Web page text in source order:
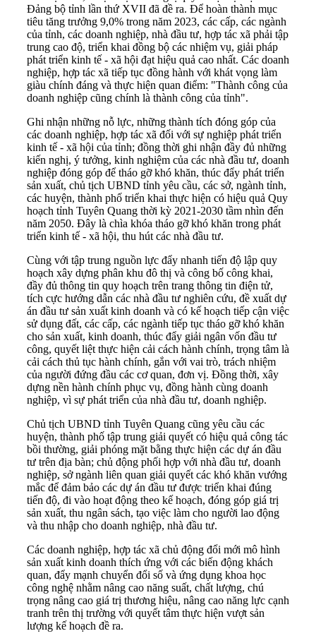
Đảng bộ tỉnh lần thứ XVII đã đề ra. Để hoàn thành mục
tiêu tăng trưởng 9,0% trong năm 2023, các cấp, các ngành
của tỉnh, các doanh nghiệp, nhà đầu tư, hợp tác xã phải tập
trung cao độ, triển khai đồng bộ các nhiệm vụ, giải pháp
phát triển kinh tế - xã hội đạt hiệu quả cao nhất. Các doanh
nghiệp, hợp tác xã tiếp tục đồng hành với khát vọng làm
giàu chính đáng và thực hiện quan điểm: "Thành công của
doanh nghiệp cũng chính là thành công của tỉnh".
Ghi nhận những nỗ lực, những thành tích đóng góp của
các doanh nghiệp, hợp tác xã đối với sự nghiệp phát triển
kinh tế - xã hội của tỉnh; đồng thời ghi nhận đầy đủ những
kiến nghị, ý tưởng, kinh nghiệm của các nhà đầu tư, doanh
nghiệp đóng góp để tháo gỡ khó khăn, thúc đẩy phát triển
sản xuất, chủ tịch UBND tỉnh yêu cầu, các sở, ngành tỉnh,
các huyện, thành phố triển khai thực hiện có hiệu quả Quy
hoạch tỉnh Tuyên Quang thời kỳ 2021-2030 tầm nhìn đến
năm 2050. Đây là chìa khóa tháo gỡ khó khăn trong phát
triển kinh tế - xã hội, thu hút các nhà đầu tư.
Cùng với tập trung nguồn lực đẩy nhanh tiến độ lập quy
hoạch xây dựng phân khu đô thị và công bố công khai,
đầy đủ thông tin quy hoạch trên trang thông tin điện tử,
tích cực hướng dẫn các nhà đầu tư nghiên cứu, đề xuất dự
án đầu tư sản xuất kinh doanh và có kế hoạch tiếp cận việc
sử dụng đất, các cấp, các ngành tiếp tục tháo gỡ khó khăn
cho sản xuất, kinh doanh, thúc đẩy giải ngân vốn đầu tư
công, quyết liệt thực hiện cải cách hành chính, trọng tâm là
cải cách thủ tục hành chính, gắn với vai trò, trách nhiệm
của người đứng đầu các cơ quan, đơn vị. Đồng thời, xây
dựng nền hành chính phục vụ, đồng hành cùng doanh
nghiệp, vì sự phát triển của nhà đầu tư, doanh nghiệp.
Chủ tịch UBND tỉnh Tuyên Quang cũng yêu cầu các
huyện, thành phố tập trung giải quyết có hiệu quả công tác
bồi thường, giải phóng mặt bằng thực hiện các dự án đầu
tư trên địa bàn; chủ động phối hợp với nhà đầu tư, doanh
nghiệp, sở ngành liên quan giải quyết các khó khăn vướng
mắc để đảm bảo các dự án đầu tư được triển khai đúng
tiến độ, đi vào hoạt động theo kế hoạch, đóng góp giá trị
sản xuất, thu ngân sách, tạo việc làm cho người lao động
và thu nhập cho doanh nghiệp, nhà đầu tư.
Các doanh nghiệp, hợp tác xã chủ động đổi mới mô hình
sản xuất kinh doanh thích ứng với các biến động khách
quan, đẩy mạnh chuyển đổi số và ứng dụng khoa học
công nghệ nhằm nâng cao năng suất, chất lượng, chú
trọng nâng cao giá trị thương hiệu, nâng cao năng lực cạnh
tranh trên thị trường với quyết tâm thực hiện vượt sản
lượng kế hoạch đề ra.